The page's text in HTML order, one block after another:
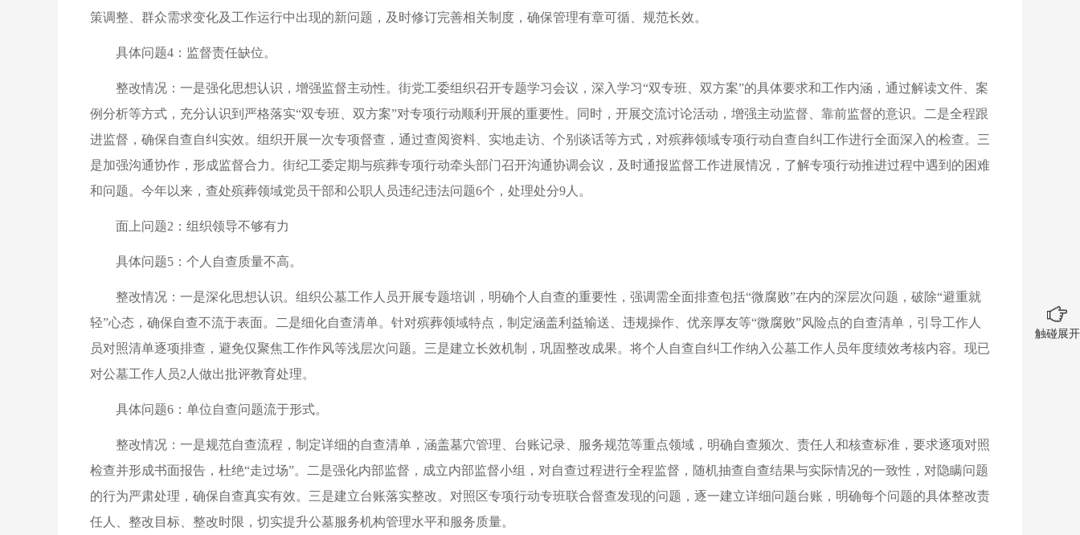
策调整、群众需求变化及工作运行中出现的新问题，及时修订完善相关制度，确保管理有章可循、规范长效。
具体问题4：监督责任缺位。
整改情况：一是强化思想认识，增强监督主动性。街党工委组织召开专题学习会议，深入学习“双专班、双方案”的具体要求和工作内涵，通过解读文件、案
例分析等方式，充分认识到严格落实“双专班、双方案”对专项行动顺利开展的重要性。同时，开展交流讨论活动，增强主动监督、靠前监督的意识。二是全程跟
进监督，确保自查自纠实效。组织开展一次专项督查，通过查阅资料、实地走访、个别谈话等方式，对殡葬领域专项行动自查自纠工作进行全面深入的检查。三
是加强沟通协作，形成监督合力。街纪工委定期与殡葬专项行动牵头部门召开沟通协调会议，及时通报监督工作进展情况，了解专项行动推进过程中遇到的困难
和问题。今年以来，查处殡葬领域党员干部和公职人员违纪违法问题6个，处理处分9人。
面上问题2：组织领导不够有力
具体问题5：个人自查质量不高。
整改情况：一是深化思想认识。组织公墓工作人员开展专题培训，明确个人自查的重要性，强调需全面排查包括“微腐败”在内的深层次问题，破除“避重就
轻”心态，确保自查不流于表面。二是细化自查清单。针对殡葬领域特点，制定涵盖利益输送、违规操作、优亲厚友等“微腐败”风险点的自查清单，引导工作人
员对照清单逐项排查，避免仅聚焦工作作风等浅层次问题。三是建立长效机制，巩固整改成果。将个人自查自纠工作纳入公墓工作人员年度绩效考核内容。现已
对公墓工作人员2人做出批评教育处理。
具体问题6：单位自查问题流于形式。
整改情况：一是规范自查流程，制定详细的自查清单，涵盖墓穴管理、台账记录、服务规范等重点领域，明确自查频次、责任人和核查标准，要求逐项对照
检查并形成书面报告，杜绝“走过场”。二是强化内部监督，成立内部监督小组，对自查过程进行全程监督，随机抽查自查结果与实际情况的一致性，对隐瞒问题
的行为严肃处理，确保自查真实有效。三是建立台账落实整改。对照区专项行动专班联合督查发现的问题，逐一建立详细问题台账，明确每个问题的具体整改责
任人、整改目标、整改时限，切实提升公墓服务机构管理水平和服务质量。
触碰展开